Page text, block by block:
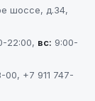
шоссе, д.34,
22:00, вс: 9:00-
00, +7 911 747-